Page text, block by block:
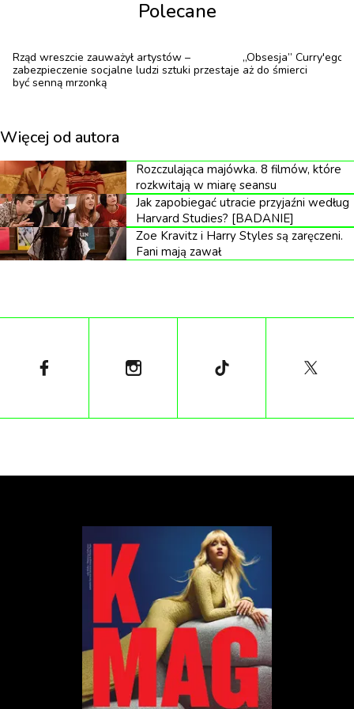
znajomo? Oczywiście.
napięciem. Oparty na bestsellerowej serii książek
Elle Kennedy serial, w ciągu zaledwie dwunastu dni
świecie, stając się trzecim najchętniej oglądanym
debiutem w historii Prime Video (wyprzedziły go
jedynie „Władca Pierścieni: Pierścienie Władzy” i
„Fallout)”.
Co więcej, wśród kobiet w wieku 18–34 lat to
absolutny rekord platformy. „Off Campus” od
emocjonalną grę. Ich historia zaczyna się od
meet-cute, tylko dwie łodzie mijające się po zmroku.
romantycznych ostatnich lat, tutaj znowu działa.
historii. Nie chodzi o pytanie: czy oni będą razem?
Chodzi o pytanie: kiedy w końcu przestaną udawać,
że to tylko układ?
To miłość, którą Internet uwielbia
romantyzować
„Off Campus” bardzo świadomie buduje relację pod
estetykę współczesnych mediów
Polecane
Rząd wreszcie zauważył artystów –
zabezpieczenie socjalne ludzi sztuki przestaje
być senną mrzonką
„Obsesja” Curry'ego
aż do śmierci
Więcej od autora
Rozczulająca majówka. 8 filmów, które
rozkwitają w miarę seansu
Jak zapobiegać utracie przyjaźni według
Harvard Studies? [BADANIE]
Zoe Kravitz i Harry Styles są zaręczeni.
Fani mają zawał